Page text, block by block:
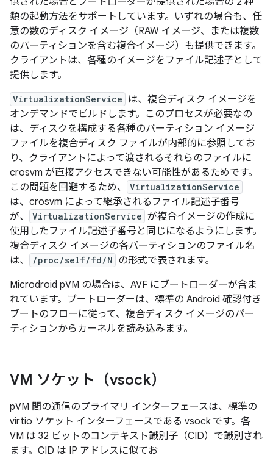
類の起動方法をサポートしています。いずれの場合も、任
意の数のディスク イメージ（RAW イメージ、または複数
のパーティションを含む複合イメージ）も提供できます。
クライアントは、各種のイメージをファイル記述子として
提供します。
VirtualizationService は、複合ディスク イメージを
オンデマンドでビルドします。このプロセスが必要なの
は、ディスクを構成する各種のパーティション イメージ
ファイルを複合ディスク ファイルが内部的に参照してお
り、クライアントによって渡されるそれらのファイルに
crosvm が直接アクセスできない可能性があるためです。
この問題を回避するため、
VirtualizationService
は、crosvm によって継承されるファイル記述子番号
が、
VirtualizationService が複合イメージの作成に
使用したファイル記述子番号と同じになるようにします。
複合ディスク イメージの各パーティションのファイル名
は、
/proc/self/fd/N の形式で表されます。
Microdroid pVM の場合は、AVF にブートローダーが含ま
れています。ブートローダーは、標準の Android 確認付き
ブートのフローに従って、複合ディスク イメージのパー
ティションからカーネルを読み込みます。
VM ソケット（vsock）
pVM 間の通信のプライマリ インターフェースは、標準の
virtio ソケット インターフェースである vsock です。各
VM は 32 ビットのコンテキスト識別子（CID）で識別され
ます。CID は IP アドレスに似てお